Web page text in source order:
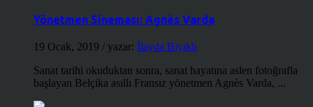
Yönetmen Sineması: Agnès Varda
19 Ocak, 2019 / yazar: İlayda Bıyıklı
Sanat tarihi okuduktan sonra, sanat hayatına aslen fotoğrafla
başlayan Belçika asıllı Fransız yönetmen Agnès Varda, ...